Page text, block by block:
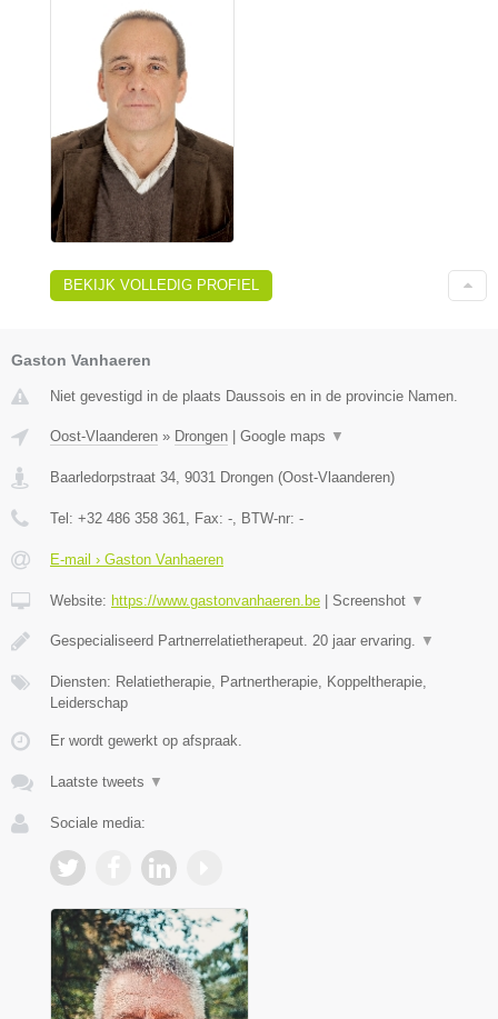
BEKIJK VOLLEDIG PROFIEL
Gaston Vanhaeren
Niet gevestigd in de plaats Daussois en in de provincie Namen.
Oost-Vlaanderen » Drongen Google maps ▼
Baarledorpstraat 34, 9031 Drongen (Oost-Vlaanderen)
Tel: +32 486 358 361, Fax: -, BTW-nr: -
E-mail › Gaston Vanhaeren
Website: https://www.gastonvanhaeren.be Screenshot ▼
Gespecialiseerd Partnerrelatietherapeut. 20 jaar ervaring. ▼
Diensten: Relatietherapie, Partnertherapie, Koppeltherapie,
Leiderschap
Er wordt gewerkt op afspraak.
Laatste tweets ▼
Sociale media: